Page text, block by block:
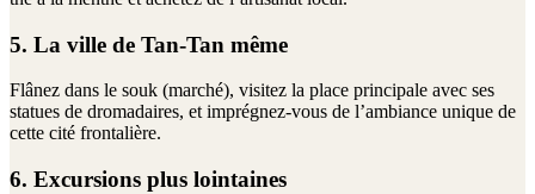
5. La ville de Tan-Tan même
Flânez dans le souk (marché), visitez la place principale avec ses
statues de dromadaires, et imprégnez-vous de l’ambiance unique de
cette cité frontalière.
6. Excursions plus lointaines